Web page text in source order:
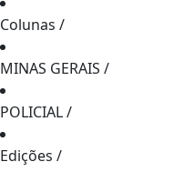
Colunas /
MINAS GERAIS /
POLICIAL/
Edições /